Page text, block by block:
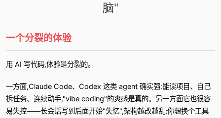
脑"
一个分裂的体验
用 AI 写代码,体验是分裂的。
一方面,Claude Code、Codex 这类 agent 确实强:能读项目、自己
拆任务、连续动手,"vibe coding"的爽感是真的。另一方面它也很容
易失控——长会话写到后面开始"失忆",架构越改越乱;你想换个工具